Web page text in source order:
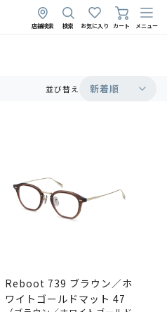
店舗検索 検索 お気に入り カート メニュー
並び替え 新着順
Reboot 739 ブラウン／ホ
ワイトゴールドマット 47